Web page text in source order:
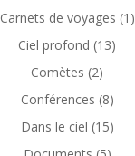
Carnets de voyages (1)
Ciel profond (13)
Comètes (2)
Conférences (8)
Dans le ciel (15)